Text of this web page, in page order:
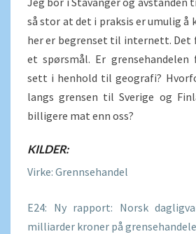
så stor at det i praksis er umulig å
her er begrenset til internett. Det
et spørsmål. Er
sett i henhold til geografi?
langs grensen til Sverige og
billigere mat enn oss?
KILDER:
Virke: Grennsehandel
E24: Ny rapport: Norsk
milliarder kroner på